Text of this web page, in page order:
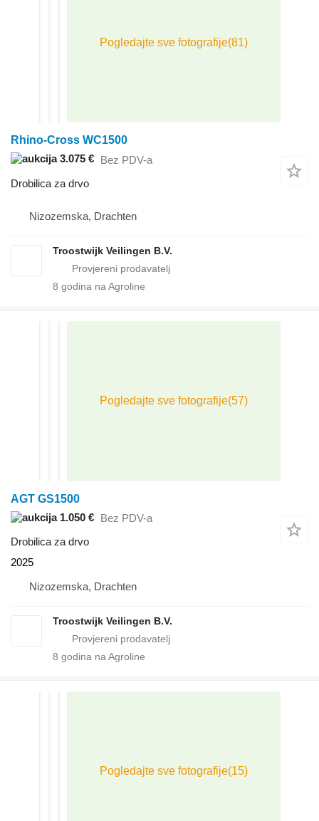
Rhino-Cross WC1500
3.075 € Bez PDV-a
Drobilica za drvo
Nizozemska, Drachten
Troostwijk Veilingen B.V.
8 godina na Agroline
AGT GS1500
1.050 € Bez PDV-a
Drobilica za drvo
2025
Nizozemska, Drachten
Troostwijk Veilingen B.V.
8 godina na Agroline